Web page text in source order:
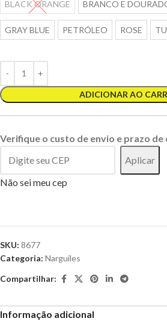
BLACK ORANGE BRANCO E
GRAY BLUE PETRÓLEO ROSE
ADICIONAR AO
Verifique o custo de envio e prazo de
Aplicar
Não sei meu cep
SKU: 8677
Categoria: Narguiles
Compartilhar:
Informação adicional